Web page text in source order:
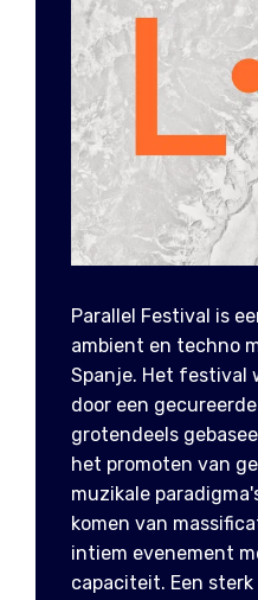
Parallel Festival is
ambient en techno
Spanje. Het festival
door een
grotendeels
het promoten van
muzikale
komen van
intiem evenement
capaciteit. Een